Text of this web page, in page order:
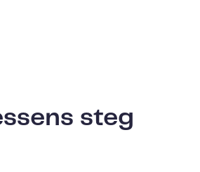
steg